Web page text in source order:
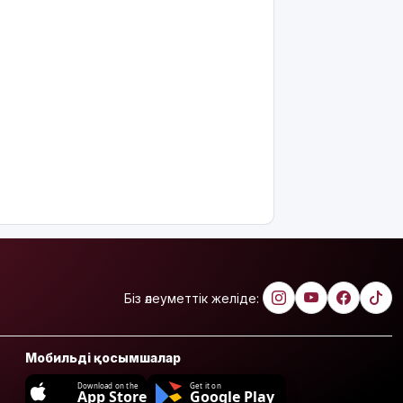
Біз әлеуметтік желіде:
Мобильді қосымшалар
Download on the
App Store
Get it on
Google Play